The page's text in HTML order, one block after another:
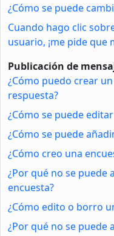
¿Cómo se puede
Cuando hago clic
usuario, ¡me pide que
Publicación de
¿Cómo puedo crear
respuesta?
¿Cómo se puede
¿Cómo se puede
¿Cómo creo una
¿Por qué no se puede
encuesta?
¿Cómo edito o borro
¿Por qué no se puede